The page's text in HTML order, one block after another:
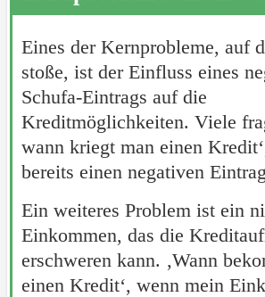
Eines der Kernprobleme, auf
stoße, ist der Einfluss eines
Schufa-Eintrags auf die
Kreditmöglichkeiten. Viele
wann kriegt man einen
bereits einen negativen
Ein weiteres Problem ist ein
Einkommen, das die
erschweren kann. ‚Wann
einen Kredit‘, wenn mein